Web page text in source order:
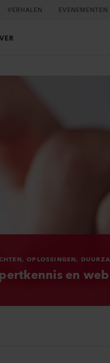
VERHALEN EVENEMENTEN
OPLOSSINGEN,
en